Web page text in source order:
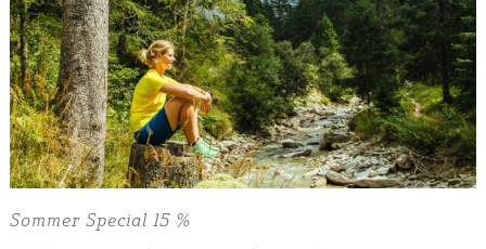
Sommer Special 15 %